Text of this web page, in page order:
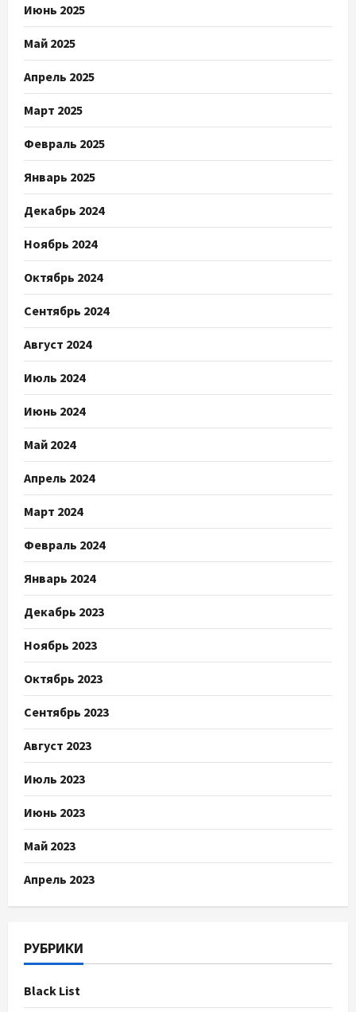
Июнь 2025
Май 2025
Апрель 2025
Март 2025
Февраль 2025
Январь 2025
Декабрь 2024
Ноябрь 2024
Октябрь 2024
Сентябрь 2024
Август 2024
Июль 2024
Июнь 2024
Май 2024
Апрель 2024
Март 2024
Февраль 2024
Январь 2024
Декабрь 2023
Ноябрь 2023
Октябрь 2023
Сентябрь 2023
Август 2023
Июль 2023
Июнь 2023
Май 2023
Апрель 2023
РУБРИКИ
Black List